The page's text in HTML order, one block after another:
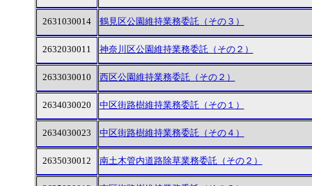
2631030014 鶴見区公園維持業務委託（その３）
2632030011 神奈川区公園維持業務委託（その２）
2633030010 西区公園維持業務委託（その２）
2634030020 中区街路樹維持業務委託（その１）
2634030023 中区街路樹維持業務委託（その４）
2635030012 南土木管内道路除草業務委託（その２）